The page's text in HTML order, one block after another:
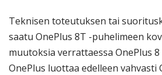
Teknisen toteutuksen tai
saatu OnePlus 8T -puhelimeen
muutoksia verrattaessa OnePlus
OnePlus luottaa edelleen vahvasti